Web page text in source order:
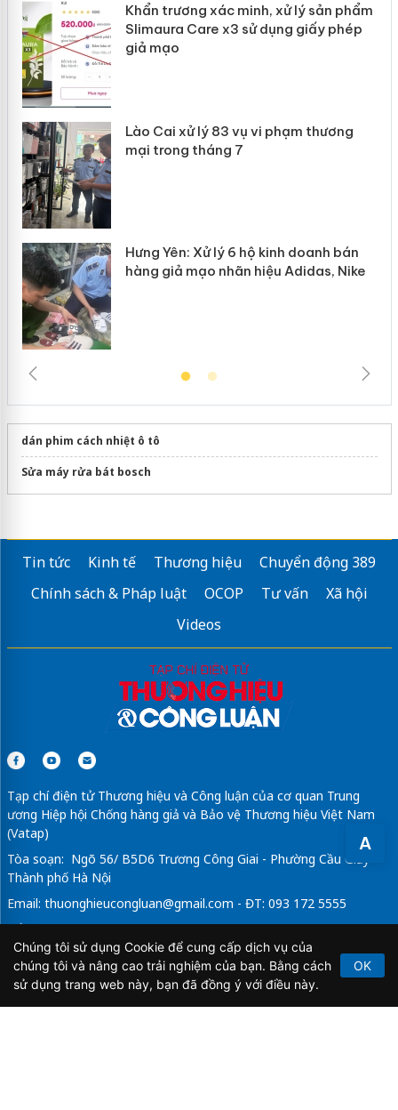
A
Khẩn trương xác minh, xử lý sản phẩm
Slimaura Care x3 sử dụng giấy phép
giả mạo
Lào Cai xử lý 83 vụ vi phạm thương
mại trong tháng 7
Hưng Yên: Xử lý 6 hộ kinh doanh bán
hàng giả mạo nhãn hiệu Adidas, Nike
dán phim cách nhiệt ô tô
Sửa máy rửa bát bosch
Tin tức Kinh tế Thương hiệu
Chuyển động 389
Chính sách & Pháp luật
OCOP Tư vấn
Xã hội
Videos
Tạp chí điện tử Thương hiệu và Công luận của cơ quan Trung
ương Hiệp hội Chống hàng giả và Bảo vệ Thương hiệu Việt Nam
(Vatap)
Tòa soạn: Ngõ 56/ B5D6 Trương Công Giai - Phường Cầu Giấy -
Thành phố Hà Nội
Email: thuonghieucongluan@gmail.com - ĐT: 093 172 5555
Tổng Biên Tập: Vũ Đức Thuận
Giấy phép hoạt động báo chí điện tử số 64/GP-BTTTT do Bộ
Thông tin và Truyền thông cấp ngày 21/2/2020.
Chúng tôi sử dụng Cookie để cung cấp dịch vụ của
chúng tôi và nâng cao trải nghiệm của bạn. Bằng cách
sử dụng trang web này, bạn đã đồng ý với điều này.
OK